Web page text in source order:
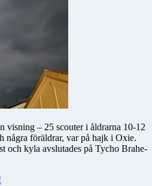
visning – 25 scouter i åldrarna 10-12
några föräldrar, var på hajk i Oxie.
och kyla avslutades på Tycho Brahe-